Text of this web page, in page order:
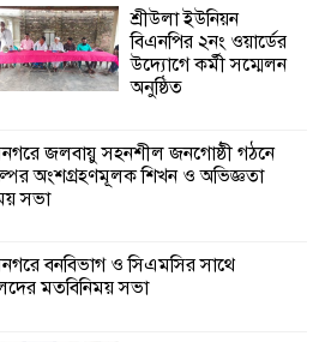
শ্রীউলা ইউনিয়ন
বিএনপির ২নং ওয়ার্ডের
উদ্যোগে কর্মী সম্মেলন
অনুষ্ঠিত
জলবায়ু সহনশীল জনগোষ্ঠী গঠনে
অংশগ্রহণমূলক শিখন ও অভিজ্ঞতা
সভা
বনবিভাগ ও সিএমসির সাথে
মতবিনিময় সভা